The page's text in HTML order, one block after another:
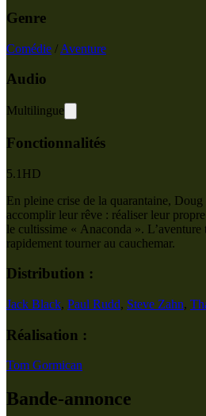
Genre
Comédie / Aventure
Audio
Multilingue
Fonctionnalités
5.1 HD
En pleine crise de la quarantaine,
accomplir leur rêve : réaliser leur
le cultissime « Anaconda ». L’aventure
rapidement tourner au cauchemar.
Distribution :
Jack Black, Paul Rudd, Steve Zahn,
Réalisation :
Tom Gormican
Bande-annonce